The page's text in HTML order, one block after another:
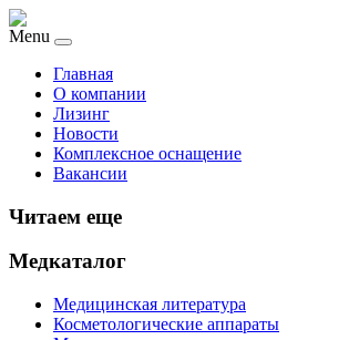
Menu
Главная
О компании
Лизинг
Новости
Комплексное оснащение
Вакансии
Читаем еще
Медкаталог
Медицинская литература
Косметологические аппараты